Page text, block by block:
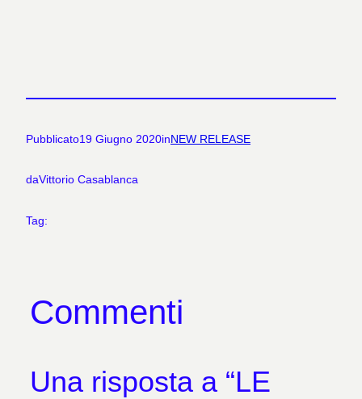
Pubblicato19 Giugno 2020inNEW RELEASE
daVittorio Casablanca
Tag:
Commenti
Una risposta a “LE